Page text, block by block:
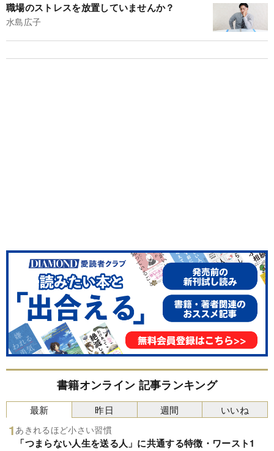
職場のストレスを放置していませんか？
水島広子
書籍オンライン 記事ランキング
最新
あきれるほど小さい習慣
「つまらない人生を送る人」に共通する特徴・ワースト1
昨日 週間 いいね